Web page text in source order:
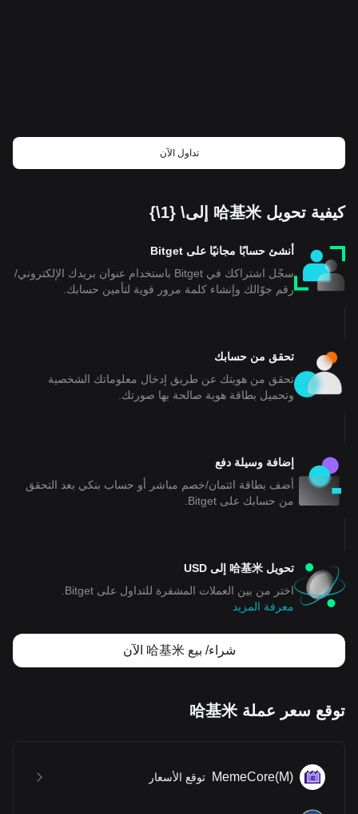
تداول الآن
كيفية تحويل 哈基米 إلى\ {1\}
أنشئ حسابًا مجانيًا على Bitget
سجّل اشتراكك في Bitget باستخدام عنوان بريدك الإلكتروني/
رقم جوّالك وإنشاء كلمة مرور قوية لتأمين حسابك.
تحقق من حسابك
تحقق من هويتك عن طريق إدخال معلوماتك الشخصية
وتحميل بطاقة هوية صالحة بها صورتك.
إضافة وسيلة دفع
أضف بطاقة ائتمان/خصم مباشر أو حساب بنكي بعد التحقق
من حسابك على Bitget.
تحويل 哈基米 إلى USD
اختر من بين العملات المشفرة للتداول على Bitget.
معرفة المزيد
شراء/ بيع 哈基米 الآن
توقع سعر عملة 哈基米
MemeCore(M) توقع الأسعار